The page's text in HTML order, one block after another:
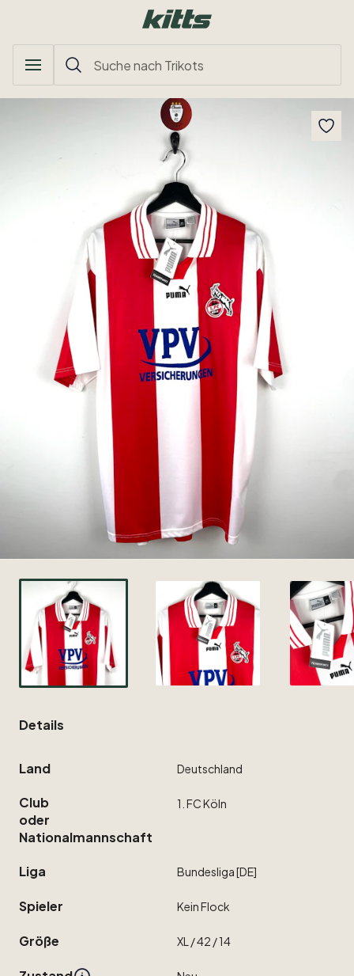
Details
Land Deutschland
Club
oder
Nationalmannschaft
1. FCKöln
Liga Bundesliga[DE]
Spieler KeinFlock
Größe XL ​/​42 ​/​14